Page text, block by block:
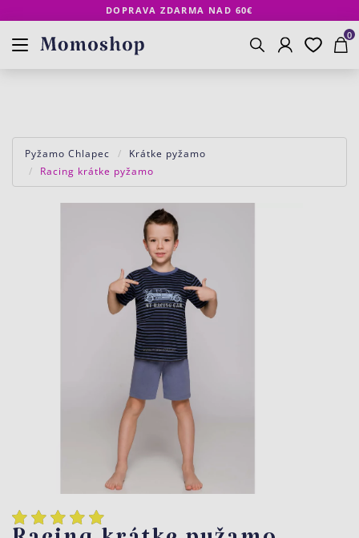
DOPRAVA ZDARMA NAD 60€
Vyhľadávanie
Košík
0
Obľúbené
Pyžamo Chlapec
Krátke pyžamo
Racing krátke pyžamo